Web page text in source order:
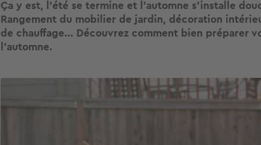
Ça y est, l'été se termine et l’automne s'installe
Rangement du mobilier de jardin, décoration
de chauffage... Découvrez comment bien préparer
l'automne.
Image